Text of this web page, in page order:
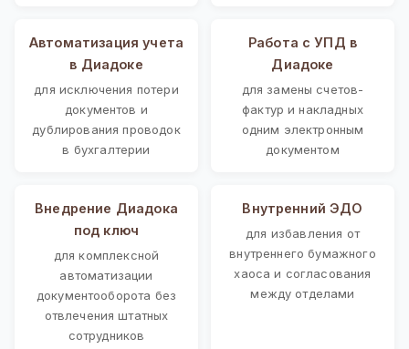
Автоматизация учета
в Диадоке
для исключения потери
документов и
дублирования проводок
в бухгалтерии
Работа с УПД в
Диадоке
для замены счетов-
фактур и накладных
одним электронным
документом
Внедрение Диадока
под ключ
для комплексной
автоматизации
документооборота без
отвлечения штатных
сотрудников
Внутренний ЭДО
для избавления от
внутреннего бумажного
хаоса и согласования
между отделами